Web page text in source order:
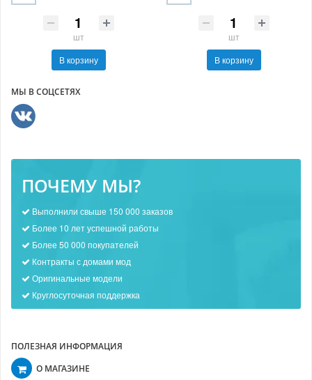
шт
В корзину
шт
В корзину
МЫ В СОЦСЕТЯХ
ПОЧЕМУ МЫ?
Выполнили свыше 150 000 заказов
Более 10 лет успешной работы
Более 50 000 покупателей
Контракты с домами мод
Оригинальные модели
Круглосуточная поддержка
ПОЛЕЗНАЯ ИНФОРМАЦИЯ
О МАГАЗИНЕ